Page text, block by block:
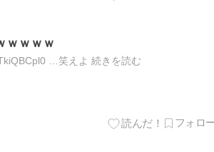
ｗｗｗｗ
…笑えよ 続きを読む